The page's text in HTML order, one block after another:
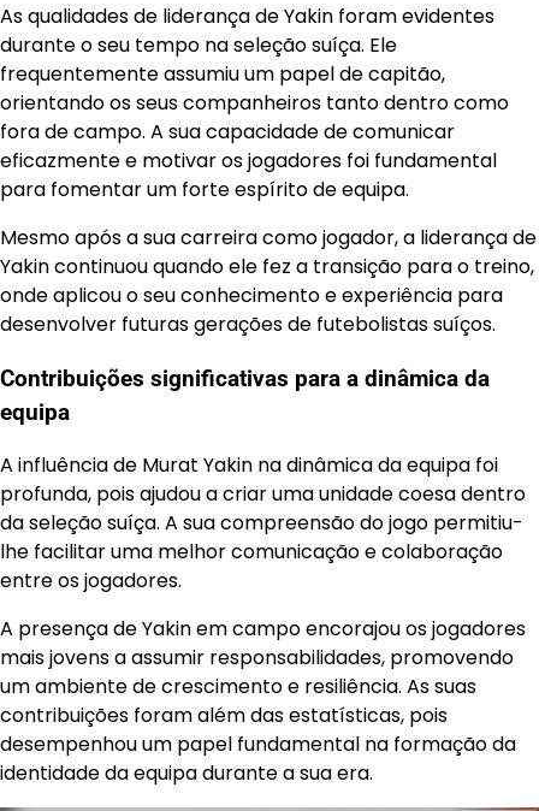
As qualidades de liderança de Yakin foram evidentes
durante o seu tempo na seleção suíça. Ele
frequentemente assumiu um papel de capitão,
orientando os seus companheiros tanto dentro como
fora de campo. A sua capacidade de comunicar
eficazmente e motivar os jogadores foi fundamental
para fomentar um forte espírito de equipa.
Mesmo após a sua carreira como jogador, a liderança de
Yakin continuou quando ele fez a transição para o treino,
onde aplicou o seu conhecimento e experiência para
desenvolver futuras gerações de futebolistas suíços.
Contribuições significativas para a dinâmica da
equipa
A influência de Murat Yakin na dinâmica da equipa foi
profunda, pois ajudou a criar uma unidade coesa dentro
da seleção suíça. A sua compreensão do jogo permitiu-
lhe facilitar uma melhor comunicação e colaboração
entre os jogadores.
A presença de Yakin em campo encorajou os jogadores
mais jovens a assumir responsabilidades, promovendo
um ambiente de crescimento e resiliência. As suas
contribuições foram além das estatísticas, pois
desempenhou um papel fundamental na formação da
identidade da equipa durante a sua era.